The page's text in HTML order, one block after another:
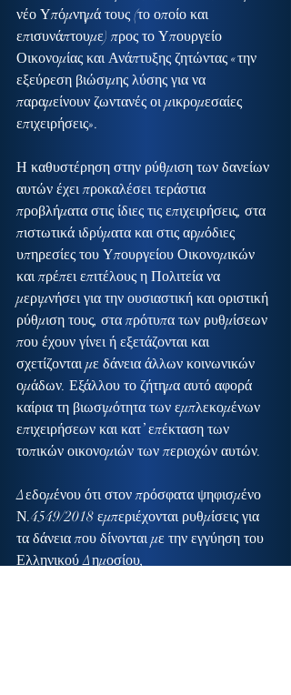
νέο Υπόμνημά τους (το οποίο και
επισυνάπτουμε) προς το Υπουργείο
Οικονομίας και Ανάπτυξης ζητώντας «την
εξεύρεση βιώσιμης λύσης για να
παραμείνουν ζωντανές οι μικρομεσαίες
επιχειρήσεις».
Η καθυστέρηση στην ρύθμιση των δανείων
αυτών έχει προκαλέσει τεράστια
προβλήματα στις ίδιες τις επιχειρήσεις, στα
πιστωτικά ιδρύματα και στις αρμόδιες
υπηρεσίες του Υπουργείου Οικονομικών
και πρέπει επιτέλους η Πολιτεία να
μεριμνήσει για την ουσιαστική και οριστική
ρύθμιση τους, στα πρότυπα των ρυθμίσεων
που έχουν γίνει ή εξετάζονται και
σχετίζονται με δάνεια άλλων κοινωνικών
ομάδων. Εξάλλου το ζήτημα αυτό αφορά
καίρια τη βιωσιμότητα των εμπλεκομένων
επιχειρήσεων και κατ’ επέκταση των
τοπικών οικονομιών των περιοχών αυτών.
Δεδομένου ότι στον πρόσφατα ψηφισμένο
Ν.4549/2018 εμπεριέχονται ρυθμίσεις για
τα δάνεια που δίνονται με την εγγύηση του
Ελληνικού Δημοσίου,